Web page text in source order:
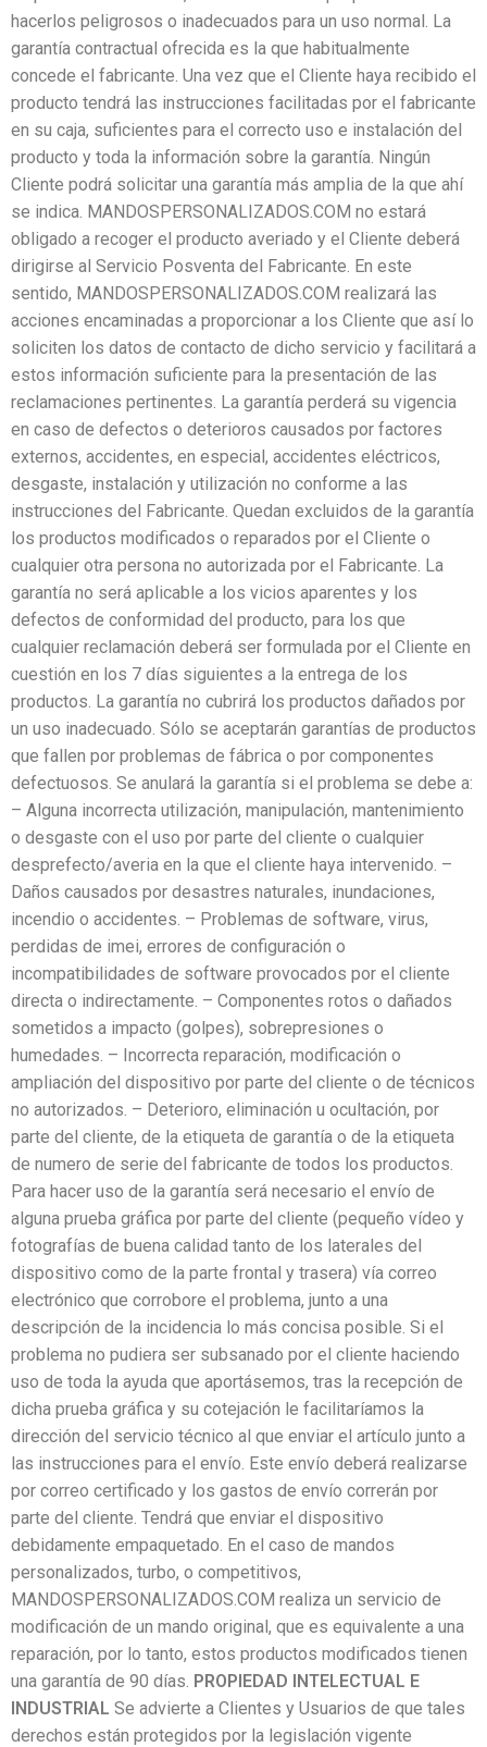
hacerlos peligrosos o inadecuados para un uso normal. La
garantía contractual ofrecida es la que habitualmente
concede el fabricante. Una vez que el Cliente haya recibido el
producto tendrá las instrucciones facilitadas por el fabricante
en su caja, suficientes para el correcto uso e instalación del
producto y toda la información sobre la garantía. Ningún
Cliente podrá solicitar una garantía más amplia de la que ahí
se indica. MANDOSPERSONALIZADOS.COM no estará
obligado a recoger el producto averiado y el Cliente deberá
dirigirse al Servicio Posventa del Fabricante. En este
sentido, MANDOSPERSONALIZADOS.COM realizará las
acciones encaminadas a proporcionar a los Cliente que así lo
soliciten los datos de contacto de dicho servicio y facilitará a
estos información suficiente para la presentación de las
reclamaciones pertinentes. La garantía perderá su vigencia
en caso de defectos o deterioros causados por factores
externos, accidentes, en especial, accidentes eléctricos,
desgaste, instalación y utilización no conforme a las
instrucciones del Fabricante. Quedan excluidos de la garantía
los productos modificados o reparados por el Cliente o
cualquier otra persona no autorizada por el Fabricante. La
garantía no será aplicable a los vicios aparentes y los
defectos de conformidad del producto, para los que
cualquier reclamación deberá ser formulada por el Cliente en
cuestión en los 7 días siguientes a la entrega de los
productos. La garantía no cubrirá los productos dañados por
un uso inadecuado. Sólo se aceptarán garantías de productos
que fallen por problemas de fábrica o por componentes
defectuosos. Se anulará la garantía si el problema se debe a:
– Alguna incorrecta utilización, manipulación, mantenimiento
o desgaste con el uso por parte del cliente o cualquier
desprefecto/averia en la que el cliente haya intervenido. –
Daños causados por desastres naturales, inundaciones,
incendio o accidentes. – Problemas de software, virus,
perdidas de imei, errores de configuración o
incompatibilidades de software provocados por el cliente
directa o indirectamente. – Componentes rotos o dañados
sometidos a impacto (golpes), sobrepresiones o
humedades. – Incorrecta reparación, modificación o
ampliación del dispositivo por parte del cliente o de técnicos
no autorizados. – Deterioro, eliminación u ocultación, por
parte del cliente, de la etiqueta de garantía o de la etiqueta
de numero de serie del fabricante de todos los productos.
Para hacer uso de la garantía será necesario el envío de
alguna prueba gráfica por parte del cliente (pequeño vídeo y
fotografías de buena calidad tanto de los laterales del
dispositivo como de la parte frontal y trasera) vía correo
electrónico que corrobore el problema, junto a una
descripción de la incidencia lo más concisa posible. Si el
problema no pudiera ser subsanado por el cliente haciendo
uso de toda la ayuda que aportásemos, tras la recepción de
dicha prueba gráfica y su cotejación le facilitaríamos la
dirección del servicio técnico al que enviar el artículo junto a
las instrucciones para el envío. Este envío deberá realizarse
por correo certificado y los gastos de envío correrán por
parte del cliente. Tendrá que enviar el dispositivo
debidamente empaquetado. En el caso de mandos
personalizados, turbo, o competitivos,
MANDOSPERSONALIZADOS.COM realiza un servicio de
modificación de un mando original, que es equivalente a una
reparación, por lo tanto, estos productos modificados tienen
una garantía de 90 días. PROPIEDAD INTELECTUAL E
INDUSTRIAL Se advierte a Clientes y Usuarios de que tales
derechos están protegidos por la legislación vigente